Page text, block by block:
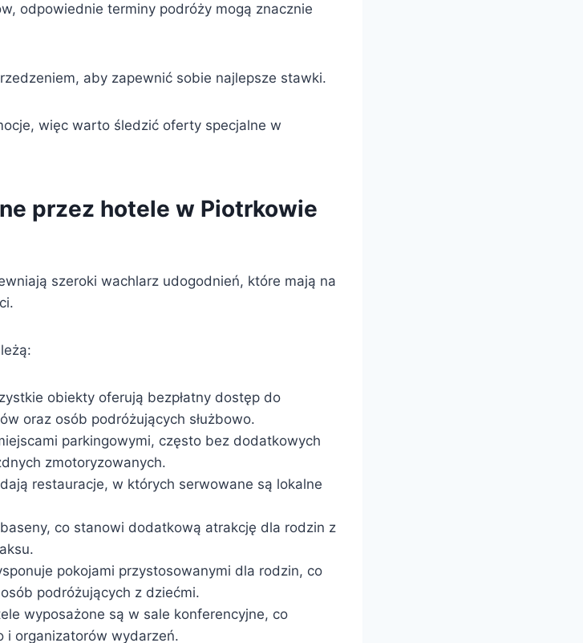
odpowiednie terminy podróży mogą znacznie
aby zapewnić sobie najlepsze stawki.
więc warto śledzić oferty specjalne w
przez hotele w Piotrkowie
szeroki wachlarz udogodnień, które mają na
obiekty oferują bezpłatny dostęp do
oraz osób podróżujących służbowo.
parkingowymi, często bez dodatkowych
zmotoryzowanych.
restauracje, w których serwowane są lokalne
co stanowi dodatkową atrakcję dla rodzin z
pokojami przystosowanymi dla rodzin, co
podróżujących z dziećmi.
wyposażone są w sale konferencyjne, co
i organizatorów wydarzeń.